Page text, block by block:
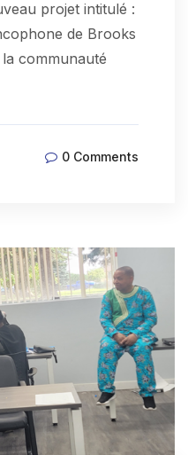
projet intitulé :
de Brooks
communauté
0 Comments